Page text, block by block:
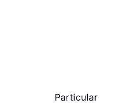
Particular